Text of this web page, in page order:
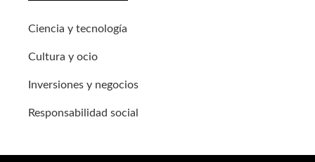
Ciencia y tecnología
Cultura y ocio
Inversiones y negocios
Responsabilidad social